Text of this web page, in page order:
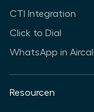
CTI Integration
Click to Dial
WhatsApp in Aircall
Resourcen